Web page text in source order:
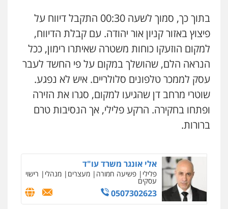
עו"ד שלומי שרון
פלילי צבאי מעצרים וחקירות
0547342002
עו"ד אלון קריטי
פלילי כלכלי אלימות סמים מעצרים
0525544654
0546470989
עו"ד זוהר ארבל
פלילי פשיעה חמורה מעצרים וחקירות
קטינים
בתוך כך, סמוך לשעה 00:30 התקבל דיווח על
פיצוץ באזור קניון אור יהודה. עם קבלת הדיווח,
למקום הוזעקו כוחות משטרה שאיתרו רימון, ככל
הנראה הלם, שהושלך במקום על פי החשד לעבר
עסק לממכר טלפונים סלולריים. איש לא נפגע.
שוטרי מרחב דן שהגיעו למקום, סגרו את הזירה
ופתחו בחקירה. הרקע פלילי, אך הנסיבות טרם
ברורות.
0545437431
עו"ד עלי סעדי
פשיעה חמורה ליווי וייצוג בחקירות
ומעצרים
0508824984
עו"ד שגיא אקו
פלילי מעצרים וחקירות סמים עבירות מין
אלי אונגר משרד עו"ד
פלילי פשיעה חמורה מעצרים מנהלי רישוי
עסקים
0507302623
ניר קידר – צלם